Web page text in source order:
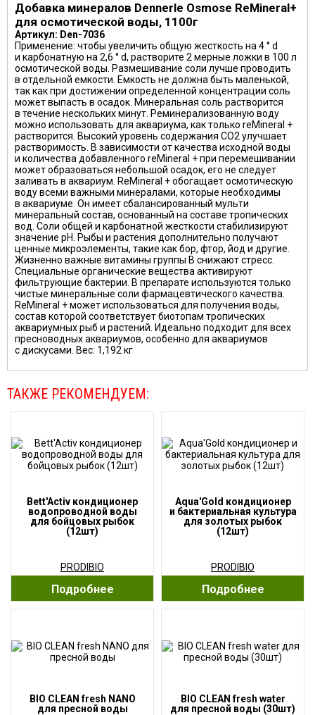
Добавка минералов Dennerle Osmose ReMineral+
для осмотической воды, 1100г
Артикул: Den-7036
Применение: чтобы увеличить общую жесткость на 4 ° d
и карбонатную на 2,6 ° d, растворите 2 мерные ложки в 100 л
осмотической воды. Размешивание соли лучше проводить
в отдельной емкости. Емкость не должна быть маленькой,
так как при достижении определенной концентрации соль
может выпасть в осадок. Минеральная соль растворится
в течение нескольких минут. Реминерализованную воду
можно использовать для аквариума, как только reMineral +
растворится. Высокий уровень содержания CO2 улучшает
растворимость. В зависимости от качества исходной воды
и количества добавленного reMineral + при перемешивании
может образоваться небольшой осадок, его не следует
заливать в аквариум. ReMineral + обогащает осмотическую
воду всеми важными минералами, которые необходимы
в аквариуме. Он имеет сбалансированный мульти
минеральный состав, основанный на составе тропических
вод. Соли общей и карбонатной жесткости стабилизируют
значение pH. Рыбы и растения дополнительно получают
ценные микроэлементы, такие как бор, фтор, йод и другие.
Жизненно важные витамины группы B снижают стресс.
Специальные органические вещества активируют
фильтрующие бактерии. В препарате используются только
чистые минеральные соли фармацевтического качества.
ReMineral + может использоваться для получения воды,
состав которой соответствует биотопам тропических
аквариумных рыб и растений. Идеально подходит для всех
пресноводных аквариумов, особенно для аквариумов
с дискусами. Вес: 1,192 кг
ТАКЖЕ РЕКОМЕНДУЕМ:
Bett'Activ кондиционер
водопроводной воды
для бойцовых рыбок
(12шт)
PRODIBIO
Подробнее
Aqua'Gold кондиционер
и бактериальная культура
для золотых рыбок
(12шт)
PRODIBIO
Подробнее
BIO CLEAN fresh NANO
для пресной воды
BIO CLEAN fresh water
для пресной воды (30шт)